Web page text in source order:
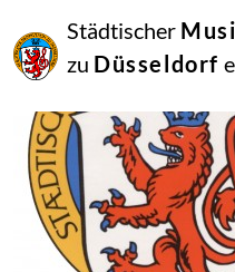
Städtischer
zu Düsseldorf